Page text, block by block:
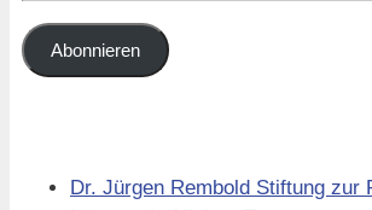
Adresse
Abonnieren
Dr. Jürgen Rembold Stiftung zur